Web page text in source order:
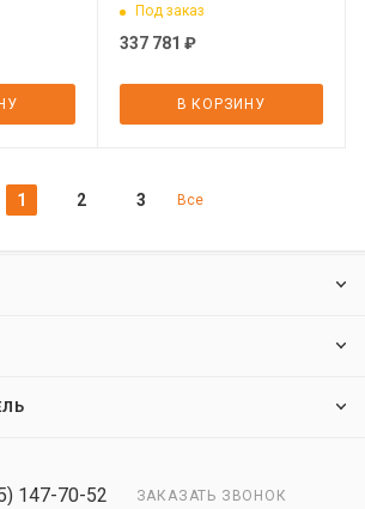
Яшма
V
Черный матовый/Яшма
черный 2300х1900х750 V
Под заказ
337 781 ₽
В КОРЗИНУ
1 2 3 Все
147-70-52 ЗАКАЗАТЬ ЗВОНОК